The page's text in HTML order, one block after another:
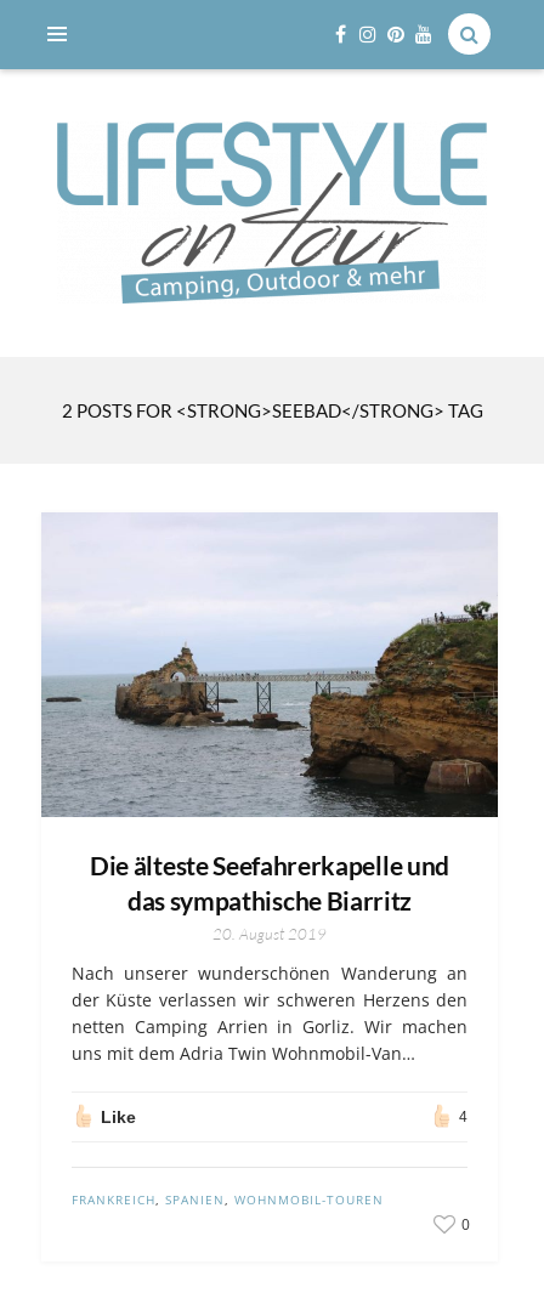
2 POSTS FOR <STRONG>SEEBAD</STRONG> TAG
Die älteste Seefahrerkapelle und
das sympathische Biarritz
20. August 2019
Nach unserer wunderschönen Wanderung an
der Küste verlassen wir schweren Herzens den
netten Camping Arrien in Gorliz. Wir machen
uns mit dem Adria Twin Wohnmobil-Van…
Like 4
FRANKREICH, SPANIEN, WOHNMOBIL-TOUREN
0